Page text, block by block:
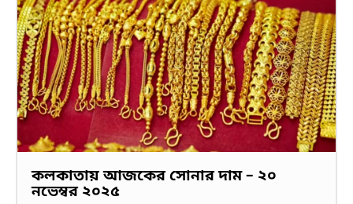
কলকাতায় আজকের সোনার দাম – ২০
নভেম্বর ২০২৫